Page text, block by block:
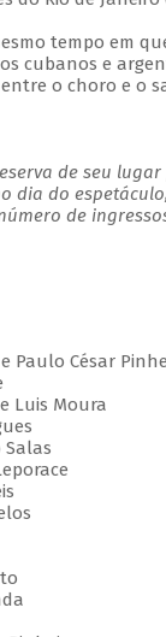
tempo em
cubanos e
o choro e o
de seu
dia do
de
Paulo César
Luis Moura